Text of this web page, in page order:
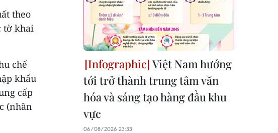
theo
tờ khai
chế
khẩu
cấp
(nhãn
Việt Nam hướng
tới trở thành trung tâm văn
hóa và sáng tạo hàng đầu khu
vực
06/08/2026 23:33